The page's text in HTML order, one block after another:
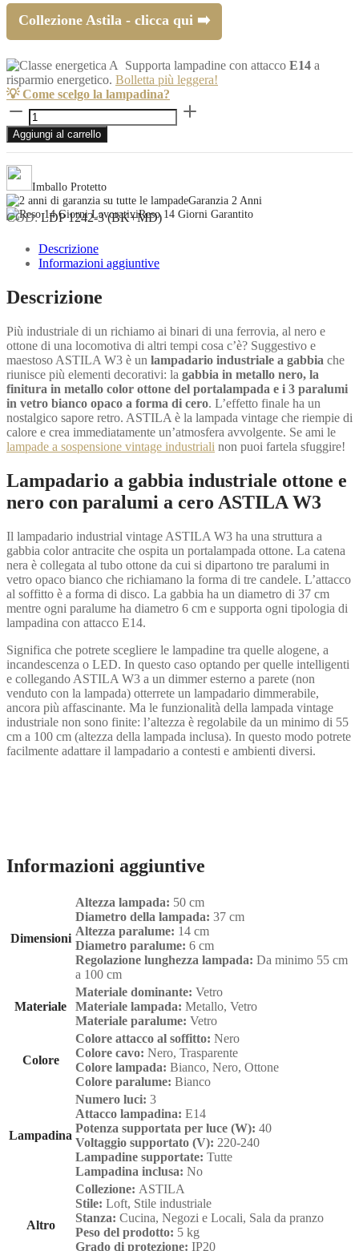
Collezione Astila - clicca qui ➡️
Supporta lampadine con attacco E14 a
risparmio energetico. Bolletta più leggera!
💡 Come scelgo la lampadina?
Lampadario
industriale
a
gabbia
nero
e
ottone
con
paralumi
candela
ASTILA
quantità
Aggiungi al carrello
Imballo Protetto
Garanzia 2 Anni
Reso 14 Giorni Garantito
COD:LDP 1242-3 (BK+MD)
Descrizione
Informazioni aggiuntive
Descrizione
Più industriale di un richiamo ai binari di una ferrovia, al nero e
ottone di una locomotiva di altri tempi cosa c’è? Suggestivo e
maestoso ASTILA W3 è un lampadario industriale a gabbia che
riunisce più elementi decorativi: la gabbia in metallo nero, la
finitura in metallo color ottone del portalampada e i 3 paralumi
in vetro bianco opaco a forma di cero. L’effetto finale ha un
nostalgico sapore retro. ASTILA è la lampada vintage che riempie di
calore e crea immediatamente un’atmosfera avvolgente. Se ami le
lampade a sospensione vintage industriali non puoi fartela sfuggire!
Lampadario a gabbia industriale ottone e
nero con paralumi a cero ASTILA W3
Il lampadario industrial vintage ASTILA W3 ha una struttura a
gabbia color antracite che ospita un portalampada ottone. La catena
nera è collegata al tubo ottone da cui si dipartono tre paralumi in
vetro opaco bianco che richiamano la forma di tre candele. L’attacco
al soffitto è a forma di disco. La gabbia ha un diametro di 37 cm
mentre ogni paralume ha diametro 6 cm e supporta ogni tipologia di
lampadina con attacco E14.
Significa che potrete scegliere le lampadine tra quelle alogene, a
incandescenza o LED. In questo caso optando per quelle intelligenti
e collegando ASTILA W3 a un dimmer esterno a parete (non
venduto con la lampada) otterrete un lampadario dimmerabile,
ancora più affascinante. Ma le funzionalità della lampada vintage
industriale non sono finite: l’altezza è regolabile da un minimo di 55
cm a 100 cm (altezza della lampada inclusa). In questo modo potrete
facilmente adattare il lampadario a contesti e ambienti diversi.
Informazioni aggiuntive
Dimensioni
Altezza lampada: 50 cm
Diametro della lampada: 37 cm
Altezza paralume: 14 cm
Diametro paralume: 6 cm
Regolazione lunghezza lampada: Da minimo 55 cm
a 100 cm
Materiale
Materiale dominante: Vetro
Materiale lampada: Metallo, Vetro
Materiale paralume: Vetro
Colore
Colore attacco al soffitto: Nero
Colore cavo: Nero, Trasparente
Colore lampada: Bianco, Nero, Ottone
Colore paralume: Bianco
Lampadina
Numero luci: 3
Attacco lampadina: E14
Potenza supportata per luce (W): 40
Voltaggio supportato (V): 220-240
Lampadine supportate: Tutte
Lampadina inclusa: No
Altro
Collezione: ASTILA
Stile: Loft, Stile industriale
Stanza: Cucina, Negozi e Locali, Sala da pranzo
Peso del prodotto: 5 kg
Grado di protezione: IP20